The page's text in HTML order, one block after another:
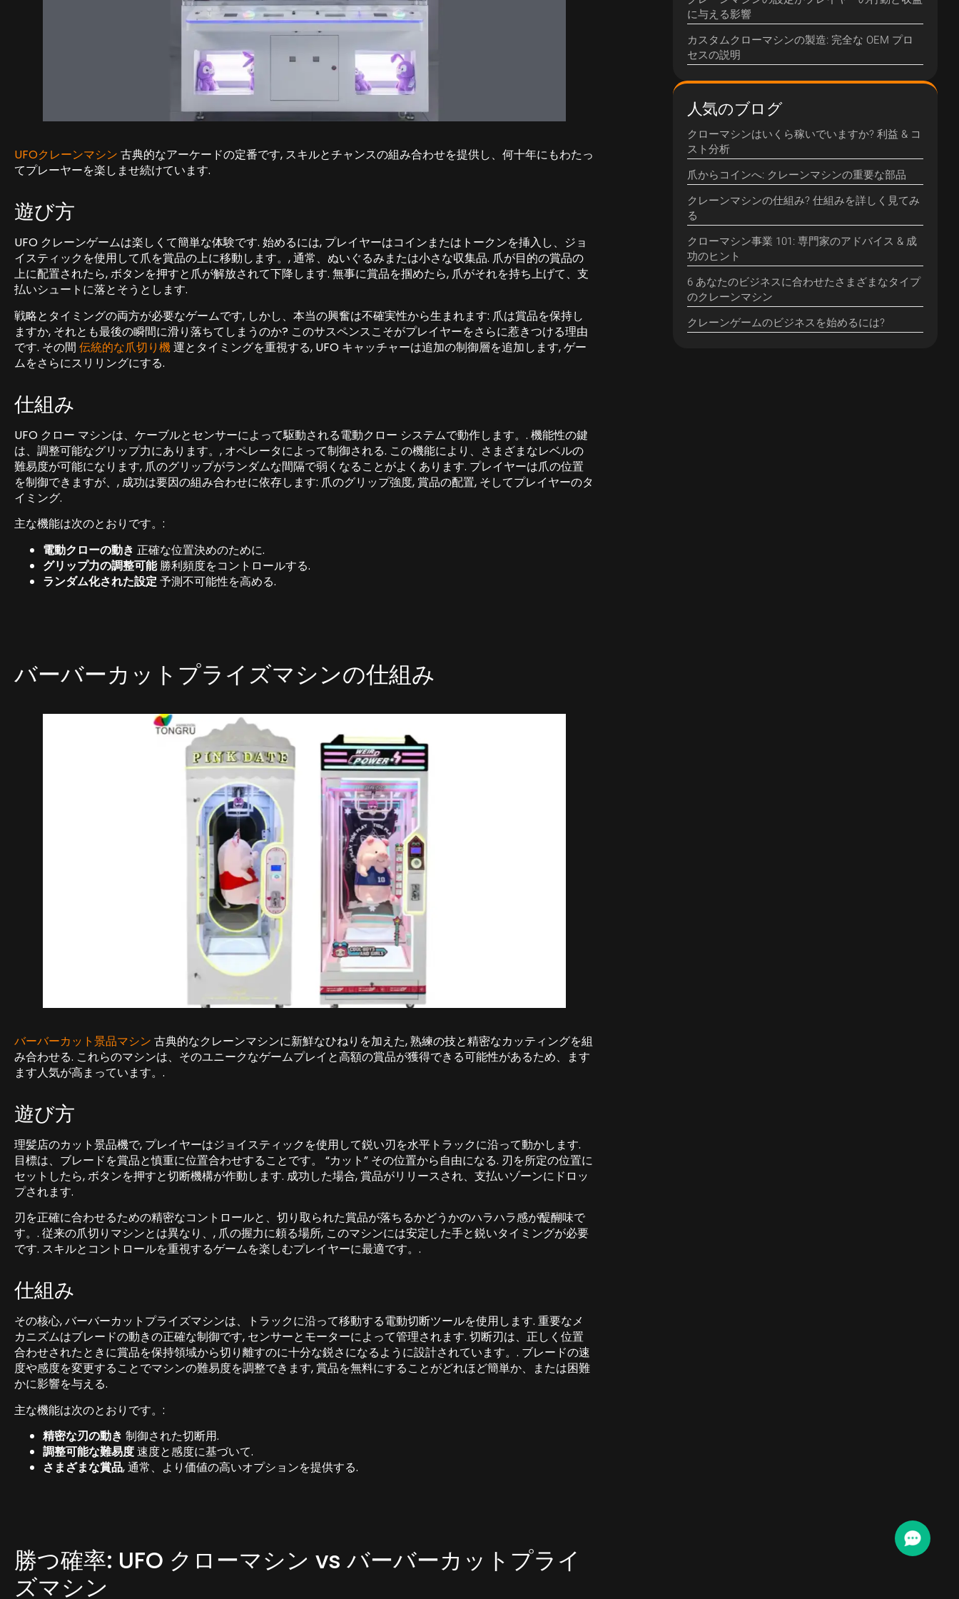
UFOクレーンマシン 古典的なアーケードの定番です, スキルとチャンスの組み合わせを提供し、何十年にもわたっ
てプレーヤーを楽しませ続けています.
遊び方
UFO クレーンゲームは楽しくて簡単な体験です. 始めるには, プレイヤーはコインまたはトークンを挿入し、ジョ
イスティックを使用して爪を賞品の上に移動します。, 通常、ぬいぐるみまたは小さな収集品. 爪が目的の賞品の
上に配置されたら, ボタンを押すと爪が解放されて下降します. 無事に賞品を掴めたら, 爪がそれを持ち上げて、支
払いシュートに落とそうとします.
戦略とタイミングの両方が必要なゲームです, しかし、本当の興奮は不確実性から生まれます: 爪は賞品を保持し
ますか, それとも最後の瞬間に滑り落ちてしまうのか? このサスペンスこそがプレイヤーをさらに惹きつける理由
です. その間 伝統的な爪切り機運とタイミングを重視する, UFO キャッチャーは追加の制御層を追加します, ゲー
ムをさらにスリリングにする.
仕組み
UFO クロー マシンは、ケーブルとセンサーによって駆動される電動クロー システムで動作します。. 機能性の鍵
は、調整可能なグリップ力にあります。, オペレータによって制御される. この機能により、さまざまなレベルの
難易度が可能になります, 爪のグリップがランダムな間隔で弱くなることがよくあります. プレイヤーは爪の位置
を制御できますが、, 成功は要因の組み合わせに依存します: 爪のグリップ強度, 賞品の配置, そしてプレイヤーのタ
イミング.
主な機能は次のとおりです。:
電動クローの動き 正確な位置決めのために.
グリップ力の調整可能勝利頻度をコントロールする.
ランダム化された設定 予測不可能性を高める.
バーバーカットプライズマシンの仕組み
バーバーカット景品マシン 古典的なクレーンマシンに新鮮なひねりを加えた, 熟練の技と精密なカッティングを組
み合わせる. これらのマシンは、そのユニークなゲームプレイと高額の賞品が獲得できる可能性があるため、ます
ます人気が高まっています。.
遊び方
理髪店のカット景品機で, プレイヤーはジョイスティックを使用して鋭い刃を水平トラックに沿って動かします.
目標は、ブレードを賞品と慎重に位置合わせすることです。 “カット” その位置から自由になる. 刃を所定の位置に
セットしたら, ボタンを押すと切断機構が作動します. 成功した場合, 賞品がリリースされ、支払いゾーンにドロッ
プされます.
刃を正確に合わせるための精密なコントロールと、切り取られた賞品が落ちるかどうかのハラハラ感が醍醐味で
す。. 従来の爪切りマシンとは異なり、, 爪の握力に頼る場所, このマシンには安定した手と鋭いタイミングが必要
です. スキルとコントロールを重視するゲームを楽しむプレイヤーに最適です。.
仕組み
その核心, バーバーカットプライズマシンは、トラックに沿って移動する電動切断ツールを使用します. 重要なメ
カニズムはブレードの動きの正確な制御です, センサーとモーターによって管理されます. 切断刃は、正しく位置
合わせされたときに賞品を保持領域から切り離すのに十分な鋭さになるように設計されています。. ブレードの速
度や感度を変更することでマシンの難易度を調整できます, 賞品を無料にすることがどれほど簡単か、または困難
かに影響を与える.
主な機能は次のとおりです。:
精密な刃の動き 制御された切断用.
調整可能な難易度速度と感度に基づいて.
さまざまな賞品, 通常、より価値の高いオプションを提供する.
勝つ確率: UFO クローマシン vs バーバーカットプライ
ズマシン
に与える影響
カスタムクローマシンの製造: 完全な OEM プロ
セスの説明
人気のブログ
クローマシンはいくら稼いでいますか? 利益 & コ
スト分析
爪からコインへ: クレーンマシンの重要な部品
クレーンマシンの仕組み? 仕組みを詳しく見てみ
る
クローマシン事業 101: 専門家のアドバイス & 成
功のヒント
6 あなたのビジネスに合わせたさまざまなタイプ
のクレーンマシン
クレーンゲームのビジネスを始めるには?